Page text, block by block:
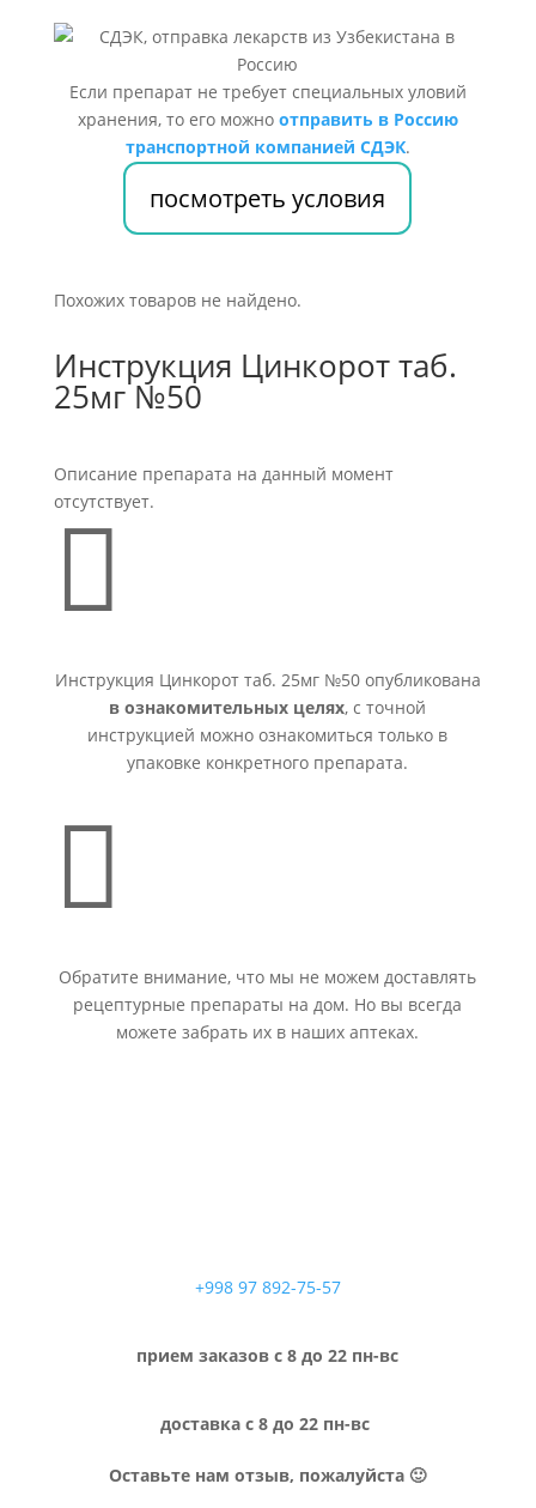
Если препарат не требует специальных уловий
хранения, то его можно отправить в Россию
транспортной компанией СДЭК.
посмотреть условия
Похожих товаров не найдено.
Инструкция Цинкорот таб.
25мг №50
Описание препарата на данный момент
отсутствует.

Инструкция Цинкорот таб. 25мг №50 опубликована
в ознакомительных целях, с точной
инструкцией можно ознакомиться только в
упаковке конкретного препарата.

Обратите внимание, что мы не можем доставлять
рецептурные препараты на дом. Но вы всегда
можете забрать их в наших аптеках.
+998 97 892-75-57
прием заказов с 8 до 22 пн-вс
доставка с 8 до 22 пн-вс
Оставьте нам отзыв, пожалуйста 🙂